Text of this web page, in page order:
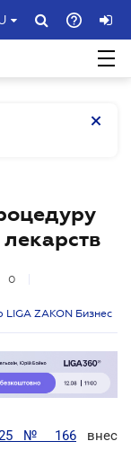
0
ZAKON Бизнес
№ 166 внес